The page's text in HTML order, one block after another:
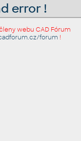
error !
webu CAD Fórum
forum !